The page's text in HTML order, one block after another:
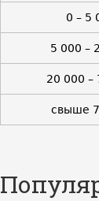
0 – 5
5 000 –
20 000 –
свыше